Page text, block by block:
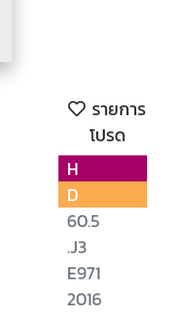
รายการ
โปรด
H
D
60.5
.J3
E971
2016